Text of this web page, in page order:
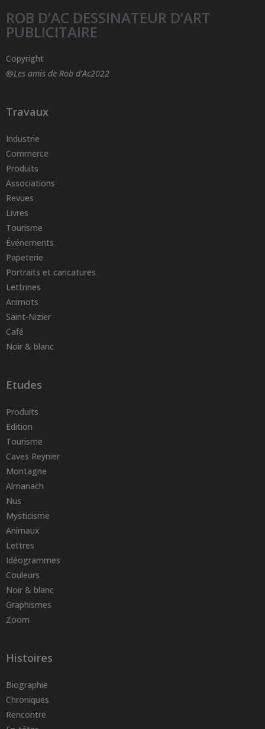
ROB D’AC DESSINATEUR D’ART
PUBLICITAIRE
Copyright
@Les amis de Rob d’Ac2022
Travaux
Industrie
Commerce
Produits
Associations
Revues
Livres
Tourisme
Événements
Papeterie
Portraits et caricatures
Lettrines
Animots
Saint-Nizier
Café
Noir & blanc
Etudes
Produits
Edition
Tourisme
Caves Reynier
Montagne
Almanach
Nus
Mysticisme
Animaux
Lettres
Idéogrammes
Couleurs
Noir & blanc
Graphismes
Zoom
Histoires
Biographie
Chroniques
Rencontre